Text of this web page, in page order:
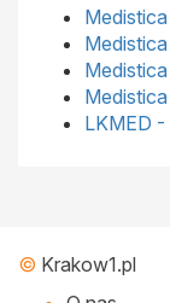
LKMED
© Krakow1.pl